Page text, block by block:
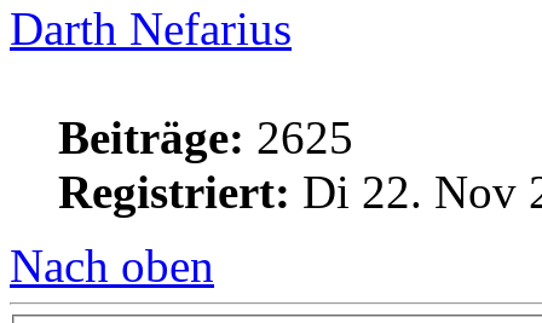
Darth Nefarius
Beiträge: 2625
Registriert: Di 22. Nov
Nach oben